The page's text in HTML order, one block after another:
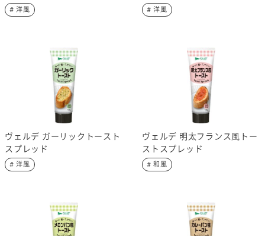
# 洋風 # 洋風
ヴェルデ ガーリックトースト
スプレッド
# 洋風
ヴェルデ 明太フランス風トー
ストスプレッド
# 和風